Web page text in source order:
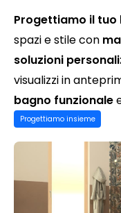
Progettiamo il tuo
spazi e stile con
soluzioni
visualizzi in
bagno funzionale
Progettiamo insieme